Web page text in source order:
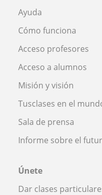
Ayuda
Cómo funciona
Acceso profesores
Acceso a alumnos
Misión y visión
Tusclases en el
Sala de prensa
Informe sobre el
Únete
Dar clases